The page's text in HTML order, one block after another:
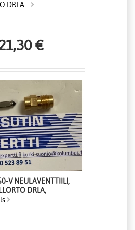
DRLA...
€
V NEULAVENTTIILI,
DELLORTO DRLA,